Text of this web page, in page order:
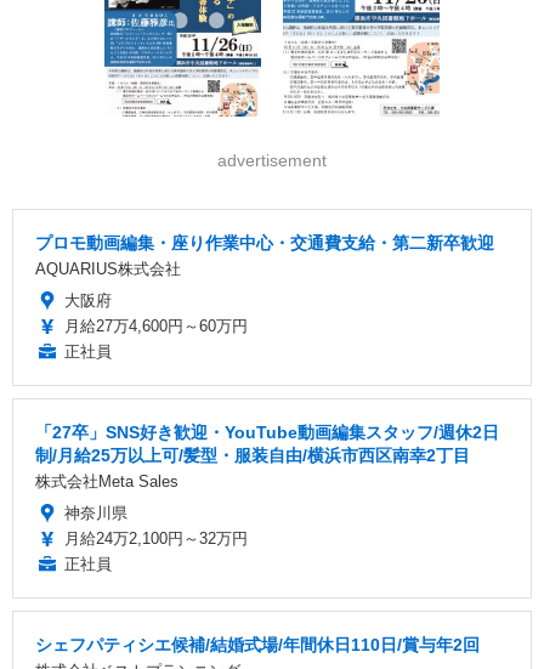
advertisement
プロモ動画編集・座り作業中心・交通費支給・第二新卒歓迎
AQUARIUS株式会社
大阪府
月給27万4,600円～60万円
正社員
「27卒」SNS好き歓迎・YouTube動画編集スタッフ/週休2日
制/月給25万以上可/髪型・服装自由/横浜市西区南幸2丁目
株式会社Meta Sales
神奈川県
月給24万2,100円～32万円
正社員
シェフパティシエ候補/結婚式場/年間休日110日/賞与年2回